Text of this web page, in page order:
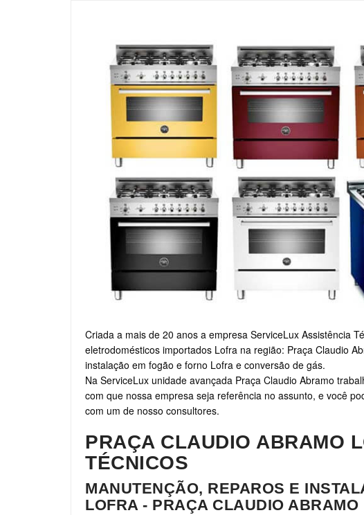
Criada a mais de 20 anos a empresa ServiceLux Assistência
eletrodomésticos importados Lofra na região: Praça Claudio
instalação em fogão e forno Lofra e conversão de gás.
Na ServiceLux unidade avançada Praça Claudio Abramo
com que nossa empresa seja referência no assunto, e você
com um de nosso consultores.
PRAÇA CLAUDIO ABRAMO
TÉCNICOS
MANUTENÇÃO, REPAROS E
LOFRA - PRAÇA CLAUDIO ABRAMO